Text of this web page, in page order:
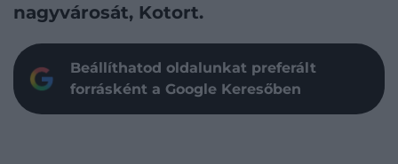
nagyvárosát, Kotort.
Beállíthatod oldalunkat preferált
forrásként a Google Keresőben